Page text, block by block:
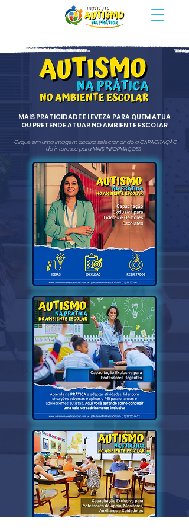
MAIS PRATICIDADE E LEVEZA PARA QUEM ATUA
OU PRETENDE ATUAR NO AMBIENTE ESCOLAR
Clique em uma imagem abaixo selecionando a CAPACITAÇÃO
de interesse para MAIS INFORMAÇÕES